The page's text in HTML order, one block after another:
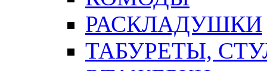
РАСКЛАДУШКИ
ТАБУРЕТЫ,